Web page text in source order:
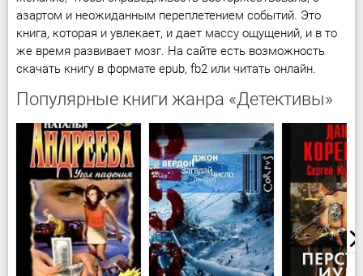
азартом и неожиданным переплетением событий. Это
книга, которая и увлекает, и дает массу ощущений, и в то
же время развивает мозг. На сайте есть возможность
скачать книгу в формате epub, fb2 или читать онлайн.
Популярные книги жанра «Детективы»